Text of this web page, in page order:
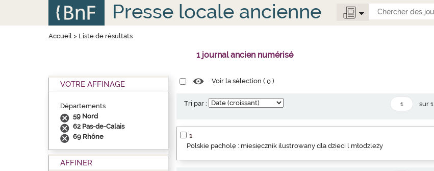
Presse locale ancienne
Accueil> Liste de résultats
1 journal ancien numérisé
VOTRE AFFINAGE
Départements
59 Nord
62 Pas-de-Calais
69 Rhône
AFFINER
Voir la sélection (0 )
Tri par : sur 1
1
Polskie pacholę : miesięcznik ilustrowany dla dzieci l młodzleży
Panneau de gestion des cookies